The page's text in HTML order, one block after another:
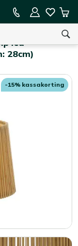
collectie
led
28cm)
-15% kassakorting